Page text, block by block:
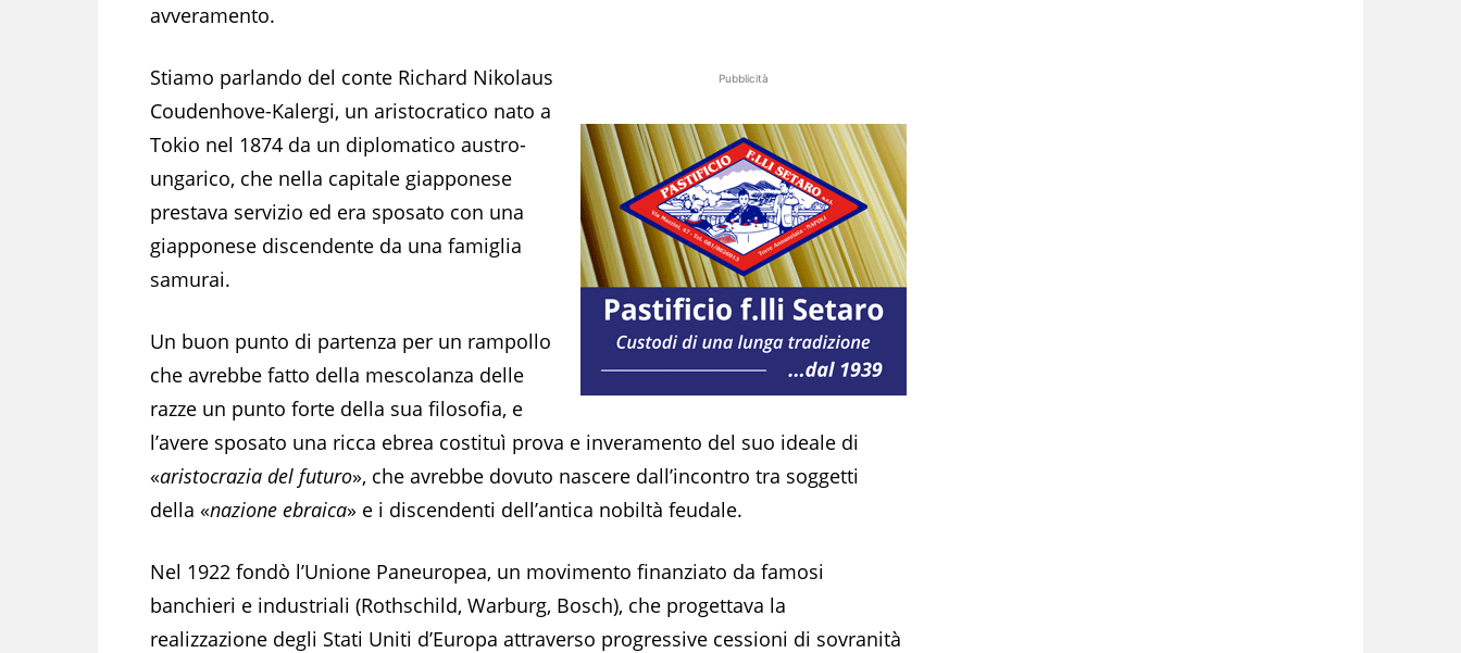
avveramento.
Pubblicità
Stiamo parlando del conte Richard Nikolaus
Coudenhove-Kalergi, un aristocratico nato a
Tokio nel 1874 da un diplomatico austro-
ungarico, che nella capitale giapponese
prestava servizio ed era sposato con una
giapponese discendente da una famiglia
samurai.
Un buon punto di partenza per un rampollo
che avrebbe fatto della mescolanza delle
razze un punto forte della sua filosofia, e
l’avere sposato una ricca ebrea costituì prova e inveramento del suo ideale di
«aristocrazia del futuro», che avrebbe dovuto nascere dall’incontro tra soggetti
della «nazione ebraica» e i discendenti dell’antica nobiltà feudale.
Nel 1922 fondò l’Unione Paneuropea, un movimento finanziato da famosi
banchieri e industriali (Rothschild, Warburg, Bosch), che progettava la
realizzazione degli Stati Uniti d’Europa attraverso progressive cessioni di sovranità